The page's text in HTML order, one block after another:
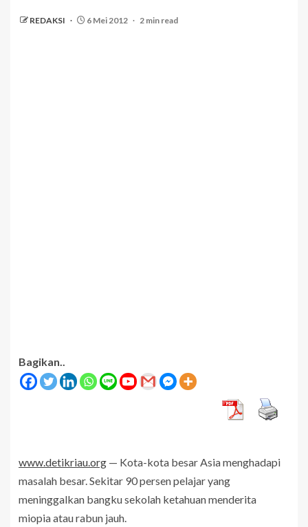
REDAKSI 6 Mei 2012 2 min read
Bagikan..
www.detikriau.org — Kota-kota besar Asia menghadapi
masalah besar. Sekitar 90 persen pelajar yang
meninggalkan bangku sekolah ketahuan menderita
miopia atau rabun jauh.